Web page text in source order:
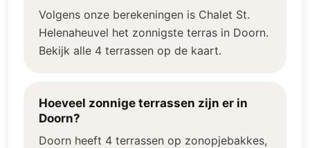
Volgens onze berekeningen is Chalet St.
Helenaheuvel het zonnigste terras in Doorn.
Bekijk alle 4 terrassen op de kaart.
Hoeveel zonnige terrassen zijn er in
Doorn?
Doorn heeft 4 terrassen op zonopjebakkes,